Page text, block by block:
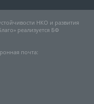
НКО и развития
реализуется БФ
почта: